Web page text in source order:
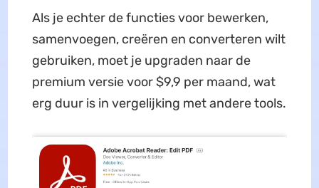
Als je echter de functies voor bewerken,
samenvoegen, creëren en converteren wilt
gebruiken, moet je upgraden naar de
premium versie voor $9,9 per maand, wat
erg duur is in vergelijking met andere tools.